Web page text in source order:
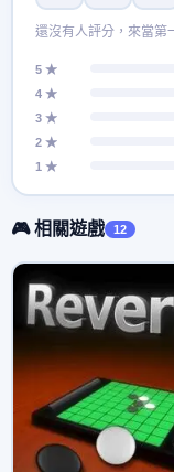
還沒有人評分，來當第
5 ★
4 ★
3 ★
2 ★
1 ★
🎮 相關遊戲 12